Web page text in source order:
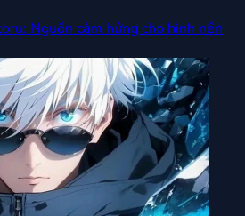
Nguồn cảm hứng cho hình nền